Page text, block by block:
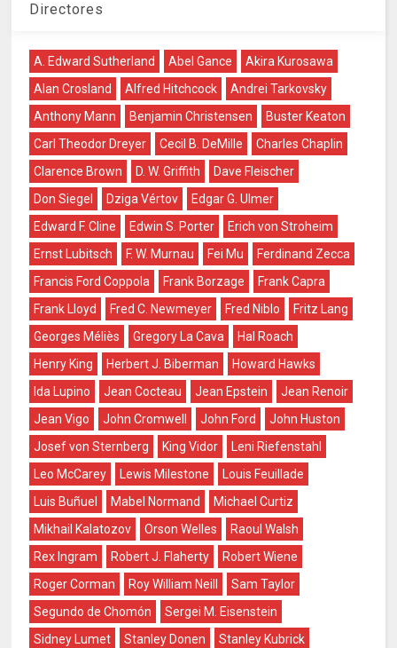
Directores
A. Edward Sutherland Abel Gance
Akira Kurosawa
Alan Crosland
Alfred Hitchcock
Andrei Tarkovsky
Anthony Mann
Benjamin Christensen
Buster Keaton
Carl Theodor Dreyer
Cecil B. DeMille
Charles Chaplin
Clarence Brown
D. W. Griffith
Dave Fleischer
Don Siegel
Dziga Vértov
Edgar G. Ulmer
Edward F. Cline
Edwin S. Porter
Erich von Stroheim
Ernst Lubitsch
F. W. Murnau Fei Mu
Ferdinand Zecca
Francis Ford Coppola
Frank Borzage
Frank Capra
Frank Lloyd
Fred C. Newmeyer Fred Niblo
Fritz Lang
Georges Méliès
Gregory La Cava
Hal Roach
Henry King
Herbert J. Biberman
Howard Hawks
Ida Lupino
Jean Cocteau Jean Epstein
Jean Renoir
Jean Vigo
John Cromwell John Ford
John Huston
Josef von Sternberg
King Vidor
Leni Riefenstahl
Leo McCarey
Lewis Milestone
Louis Feuillade
Luis Buñuel
Mabel Normand
Michael Curtiz
Mikhail Kalatozov
Orson Welles
Raoul Walsh
Rex Ingram
Robert J. Flaherty
Robert Wiene
Roger Corman
Roy William Neill
Sam Taylor
Segundo de Chomón
Sergei M. Eisenstein
Sidney Lumet
Stanley Donen
Stanley Kubrick